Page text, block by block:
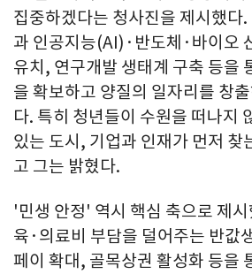
집중하겠다는 청사진을 제시했다
과 인공지능(AI)·반도체·바이오
유치, 연구개발 생태계 구축 등을
을 확보하고 양질의 일자리를 창
다. 특히 청년들이 수원을 떠나지
있는 도시, 기업과 인재가 먼저 찾
고 그는 밝혔다.
'민생 안정' 역시 핵심 축으로 제
육·의료비 부담을 덜어주는 반값
페이 확대, 골목상권 활성화 등을